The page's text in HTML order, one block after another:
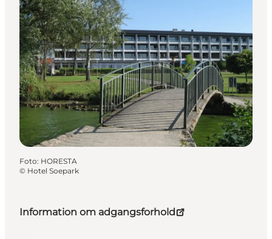
Information om adgangsforhold
Foto: HORESTA
© Hotel Soepark